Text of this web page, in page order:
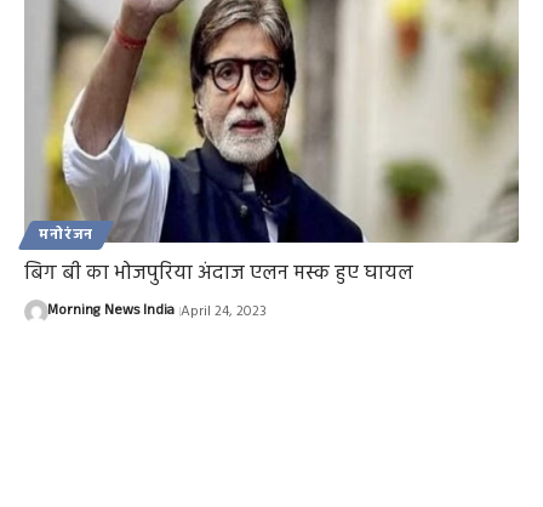
मनोरंजन
बिग बी का भोजपुरिया अंदाज एलन मस्क हुए घायल
Morning News India April 24, 2023